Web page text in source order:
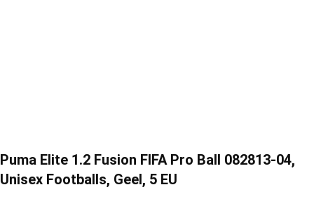
Puma Elite 1.2 Fusion FIFA Pro Ball 082813-04,
Unisex Footballs, Geel, 5 EU